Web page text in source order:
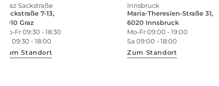
Graz Sackstraße
Sackstraße 7-13,
8010 Graz
Mo-Fr 09:30 - 18:30
Sa 09:30 - 18:00
Zum Standort
Innsbruck
Maria-Theresien-Straße 31,
6020 Innsbruck
Mo-Fr 09:00 - 19:00
Sa 09:00 - 18:00
Zum Standort